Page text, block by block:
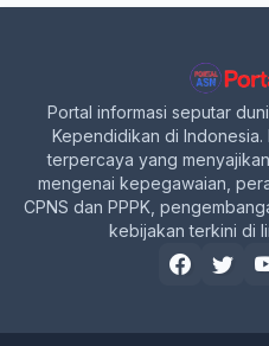
Portal informasi seputar
Kependidikan di
terpercaya yang
mengenai kepegawaian,
CPNS dan PPPK,
kebijakan terkini di